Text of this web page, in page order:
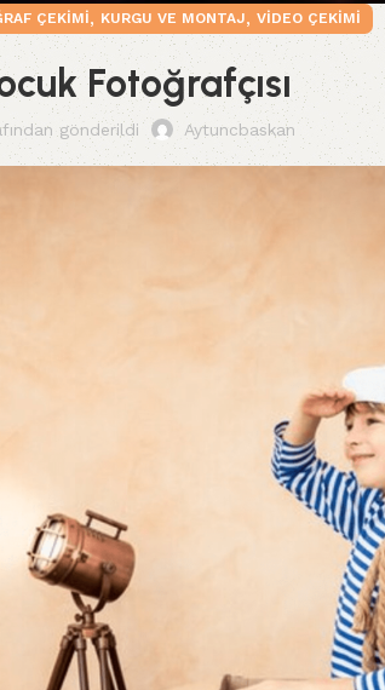
ÇEKIMI, KURGU VE MONTAJ, VIDEO ÇEKIMI
Fotoğrafçısı
gönderildi Aytuncbaskan